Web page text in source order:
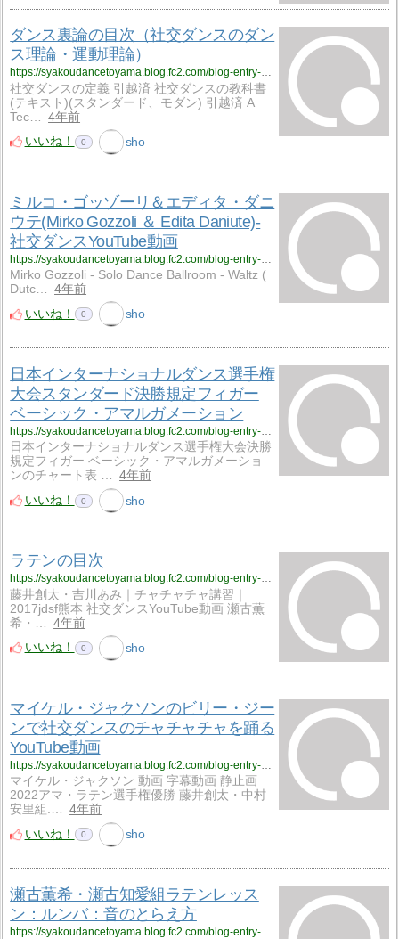
ダンス裏論の目次（社交ダンスのダン
ス理論・運動理論）
https://syakoudancetoyama.blog.fc2.com/blog-entry-1004.html
社交ダンスの定義 引越済 社交ダンスの教科書
(テキスト)(スタンダード、モダン) 引越済 A
Tec…
4年前
いいね！
0 sho
ミルコ・ゴッゾーリ＆エディタ・ダニ
ウテ(Mirko Gozzoli ＆ Edita Daniute)-
社交ダンスYouTube動画
Mirko Gozzoli - Solo Dance Ballroom - Waltz (
Dutc…
4年前
いいね！
0 sho
日本インターナショナルダンス選手権
大会スタンダード決勝規定フィガー
ベーシック・アマルガメーション
https://syakoudancetoyama.blog.fc2.com/blog-entry-555.html
日本インターナショナルダンス選手権大会決勝
規定フィガー ベーシック・アマルガメーショ
ンのチャート表 …
4年前
いいね！
0 sho
ラテンの目次
https://syakoudancetoyama.blog.fc2.com/blog-entry-682.html
藤井創太・吉川あみ｜チャチャチャ講習｜
2017jdsf熊本 社交ダンスYouTube動画 瀬古薫
希・…
4年前
いいね！
0 sho
マイケル・ジャクソンのビリー・ジー
ンで社交ダンスのチャチャチャを踊る
YouTube動画
マイケル・ジャクソン 動画 字幕動画 静止画
2022アマ・ラテン選手権優勝 藤井創太・中村
安里組.…
4年前
いいね！
0 sho
瀬古薫希・瀬古知愛組ラテンレッス
ン：ルンバ：音のとらえ方
https://syakoudancetoyama.blog.fc2.com/blog-entry-1030.html